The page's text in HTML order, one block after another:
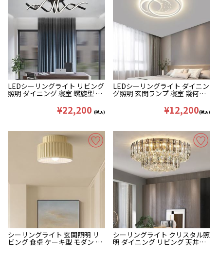
LEDシーリングライト リビング
照明 ダイニング 寝室 螺旋型 ね
¥22,200 (税込)
LEDシーリングライト ダイニン
グ照明 玄関ランプ 寝室 幾何型
¥12,200(税込)
シーリングライト 玄関照明 リ
ビング 食卓 ケーキ型 モダン シ
シーリングライト クリスタル照
明 ダイニング リビング 天井照